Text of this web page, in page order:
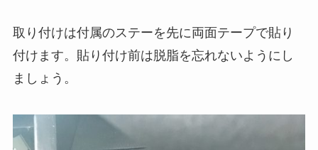
取り付けは付属のステーを先に両面テープで貼り
付けます。貼り付け前は脱脂を忘れないようにし
ましょう。